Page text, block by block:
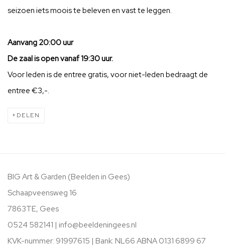
seizoen iets moois te beleven en vast te leggen.
Aanvang 20:00 uur
De zaal is open vanaf 19:30 uur.
Voor leden is de entree gratis, voor niet-leden bedraagt de
entree €3,-.
DELEN
BIG Art & Garden (Beelden in Gees)
Schaapveensweg 16
7863TE, Gees
0524 582141 | info@beeldeningees.nl
KVK-nummer: 91997615 | Bank: NL66 ABNA 0131 6899 67